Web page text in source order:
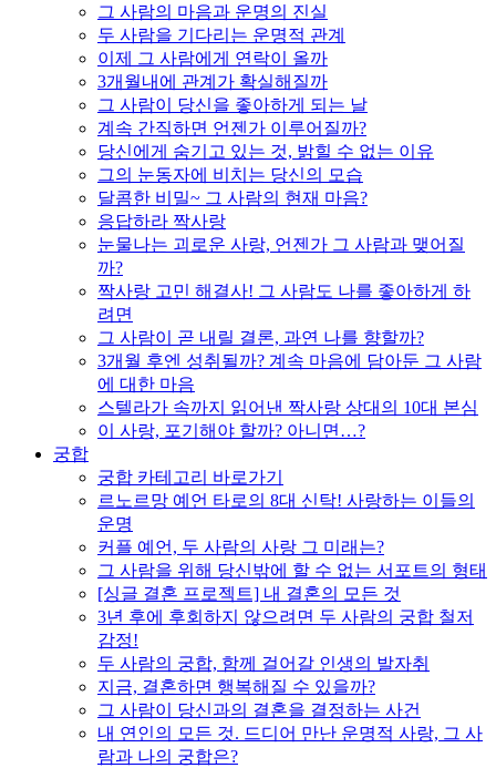
그 사람의 마음과 운명의 진실
두 사람을 기다리는 운명적 관계
이제 그 사람에게 연락이 올까
3개월내에 관계가 확실해질까
그 사람이 당신을 좋아하게 되는 날
계속 간직하면 언젠가 이루어질까?
당신에게 숨기고 있는 것, 밝힐 수 없는 이유
그의 눈동자에 비치는 당신의 모습
달콤한 비밀~ 그 사람의 현재 마음?
응답하라 짝사랑
눈물나는 괴로운 사랑, 언젠가 그 사람과 맺어질
까?
짝사랑 고민 해결사! 그 사람도 나를 좋아하게 하
려면
그 사람이 곧 내릴 결론, 과연 나를 향할까?
3개월 후엔 성취될까? 계속 마음에 담아둔 그 사람
에 대한 마음
스텔라가 속까지 읽어낸 짝사랑 상대의 10대 본심
이 사랑, 포기해야 할까? 아니면…?
궁합
궁합 카테고리 바로가기
르노르망 예언 타로의 8대 신탁! 사랑하는 이들의
운명
커플 예언, 두 사람의 사랑 그 미래는?
그 사람을 위해 당신밖에 할 수 없는 서포트의 형태
[싱글 결혼 프로젝트] 내 결혼의 모든 것
3년 후에 후회하지 않으려면 두 사람의 궁합 철저
감정!
두 사람의 궁합, 함께 걸어갈 인생의 발자취
지금, 결혼하면 행복해질 수 있을까?
그 사람이 당신과의 결혼을 결정하는 사건
내 연인의 모든 것. 드디어 만난 운명적 사랑, 그 사
람과 나의 궁합은?